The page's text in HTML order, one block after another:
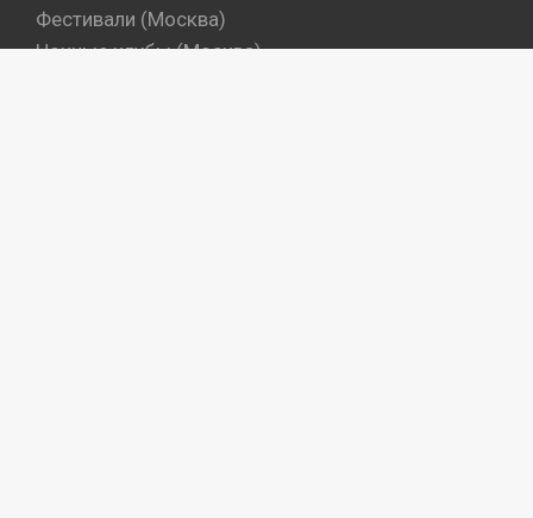
Фестивали (Москва)
Ночные клубы (Москва)